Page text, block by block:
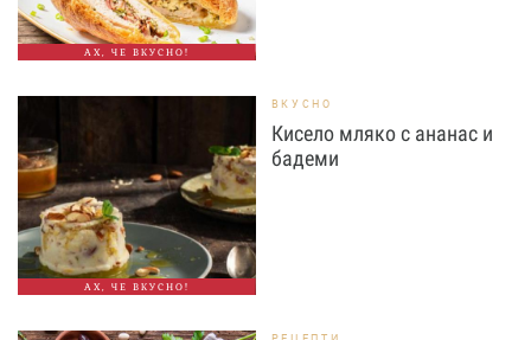
АХ, ЧЕ ВКУСНО!
АХ, ЧЕ ВКУСНО!
ВКУСНО
Кисело мляко с ананас и
бадеми